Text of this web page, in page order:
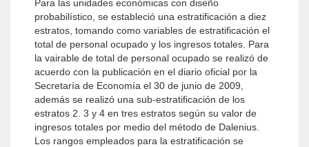
Para las unidades económicas con diseño
probabilístico, se estableció una estratificación a diez
estratos, tomando como variables de estratificación el
total de personal ocupado y los ingresos totales. Para
la vairable de total de personal ocupado se realizó de
acuerdo con la publicación en el diario oficial por la
Secretaría de Economía el 30 de junio de 2009,
además se realizó una sub-estratificación de los
estratos 2. 3 y 4 en tres estratos según su valor de
ingresos totales por medio del método de Dalenius.
Los rangos empleados para la estratificación se